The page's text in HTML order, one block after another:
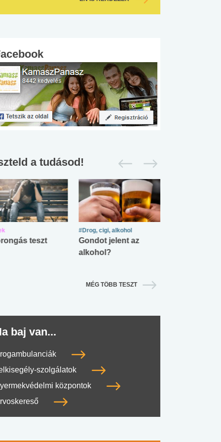
a tudásod!
teszt
#Drog, cigi, alkohol
Gondot jelent az
alkohol?
MÉG TÖBB TESZT
baj van...
szolgálatok
központok